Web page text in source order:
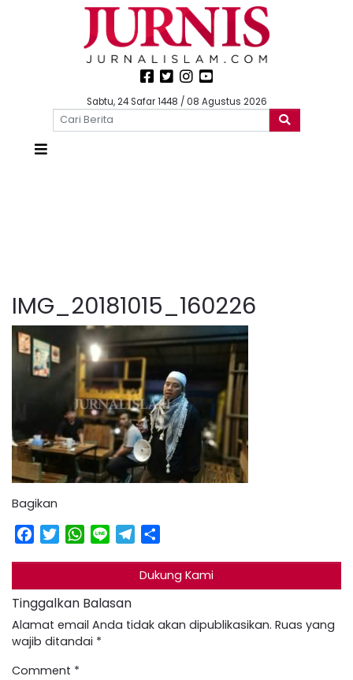
Sabtu, 24 Safar 1448 / 08 Agustus 2026
IMG_20181015_160226
Bagikan
Facebook
TwitterWhatsApp
Line Telegram
Dukung Kami
Tinggalkan Balasan
Alamat email Anda tidak akan dipublikasikan. Ruas yang
wajib ditandai *
Comment *